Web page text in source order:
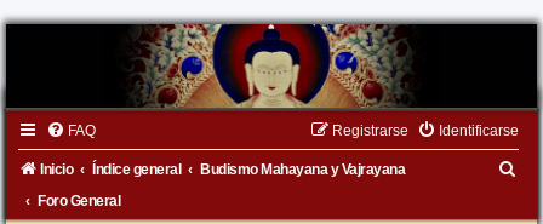
FAQ Identificarse
Registrarse
Inicio Índice general
Budismo Mahayana y Vajrayana
Foro General